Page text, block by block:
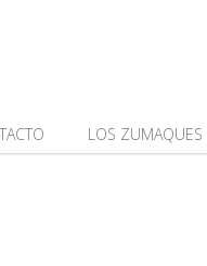
LOS ZUMAQUES